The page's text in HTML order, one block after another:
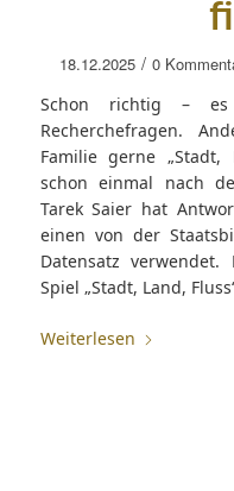
18.12.2025 / 0
Schon richtig – es
Recherchefragen.
Familie gerne
schon einmal nach
Tarek Saier hat
einen von der
Datensatz
Spiel „Stadt, Land,
Weiterlesen